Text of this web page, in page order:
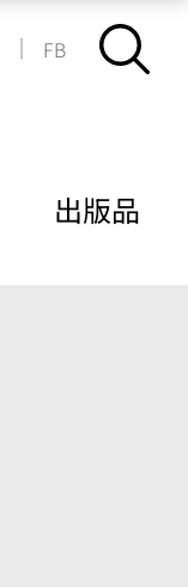
| FB
出版品